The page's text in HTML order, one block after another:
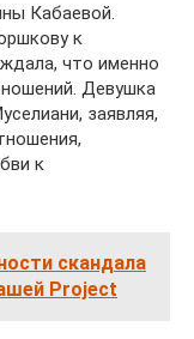
Кабаевой.
к
что именно
Девушка
заявляя,
к
скандала
Project